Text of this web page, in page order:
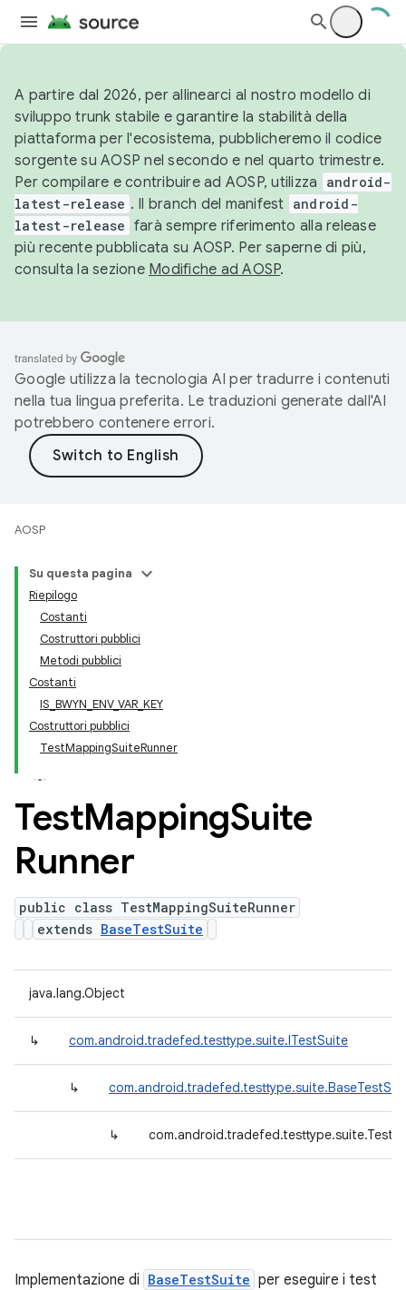
A partire dal 2026, per allinearci al nostro modello di
sviluppo trunk stabile e garantire la stabilità della
piattaforma per l'ecosistema, pubblicheremo il codice
sorgente su AOSP nel secondo e nel quarto trimestre.
Per compilare e contribuire ad AOSP, utilizza
android-
latest-release . Il branch del manifest android-
latest-release farà sempre riferimento alla release
più recente pubblicata su AOSP. Per saperne di più,
consulta la sezione Modifiche ad AOSP.
Google utilizza la tecnologia AI per tradurre i contenuti
nella tua lingua preferita. Le traduzioni generate dall'AI
potrebbero contenere errori.
AOSP
Su questa pagina
Riepilogo
Costanti
Costruttori pubblici
Metodi pubblici
Costanti
IS_BWYN_ENV_VAR_KEY
Costruttori pubblici
TestMappingSuiteRunner
TestMappingSuite
Runner
public class TestMappingSuiteRunner
extends BaseTestSuite
java.lang.Object
↳ com.android.tradefed.testtype.suite.ITestSuite
↳
↳
Implementazione di BaseTestSuite per eseguire i test